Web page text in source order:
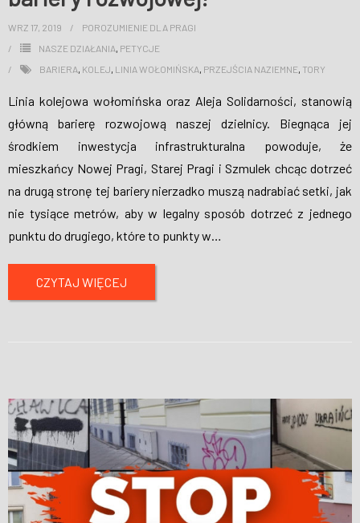
WRZ 17, 2019
POROZUMIENIE DLA PRAGI
NASZE DZIAŁANIA, PETYCJE
BARIERA, KOLEJ, LINIA WOŁOMIŃSKA, PRZEJŚCIA NAZIEMNE, TORY
Linia kolejowa wołomińska oraz Aleja Solidarności, stanowią
główną barierę rozwojową naszej dzielnicy. Biegnąca jej
środkiem inwestycja infrastrukturalna powoduje, że
mieszkańcy Nowej Pragi, Starej Pragi i Szmulek chcąc dotrzeć
na drugą stronę tej bariery nierzadko muszą nadrabiać setki, jak
nie tysiące metrów, aby w legalny sposób dotrzeć z jednego
punktu do drugiego, które to punkty w…
CZYTAJ WIĘCEJ